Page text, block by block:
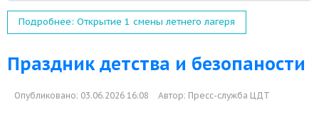
Подробнее: Открытие 1 смены летнего лагеря
Праздник детства и безопаности
Опубликовано: 03.06.2026 16:08 Автор: Пресс-служба ЦДТ